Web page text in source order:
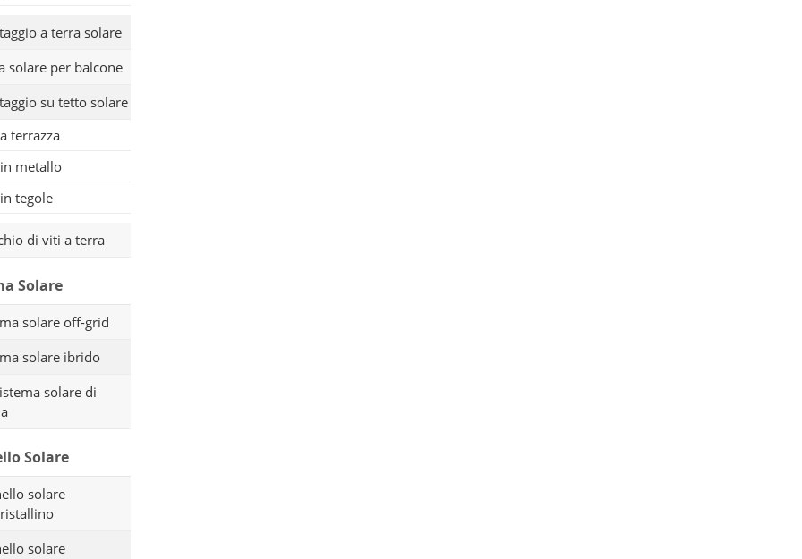
a terra solare
solare per balcone
su tetto solare
terrazza
metallo
tegole
di viti a terra
Solare
solare off-grid
solare ibrido
solare di
Solare
solare
solare